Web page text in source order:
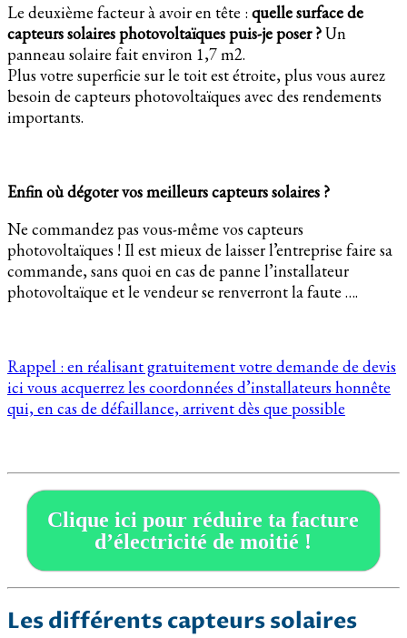
Le deuxième facteur à avoir en tête : quelle surface de
capteurs solaires photovoltaïques puis-je poser ?Un
panneau solaire fait environ 1,7 m2.
Plus votre superficie sur le toit est étroite, plus vous aurez
besoin de capteurs photovoltaïques avec des rendements
importants.
Enfin où dégoter vos meilleurs capteurs solaires ?
Ne commandez pas vous-même vos capteurs
photovoltaïques ! Il est mieux de laisser l’entreprise faire sa
commande, sans quoi en cas de panne l’installateur
photovoltaïque et le vendeur se renverront la faute ….
Rappel : en réalisant gratuitement votre demande de devis
ici vous acquerrez les coordonnées d’installateurs honnête
qui, en cas de défaillance, arrivent dès que possible
Clique ici pour réduire ta facture
d’électricité de moitié !
Les différents capteurs solaires